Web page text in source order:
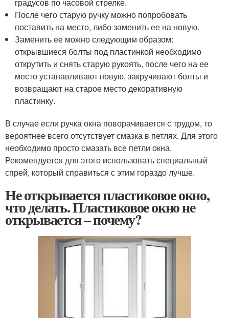
градусов по часовой стрелке.
После чего старую ручку можно попробовать
поставить на место, либо заменить ее на новую.
Заменить ее можно следующим образом:
открывшиеся болты под пластинкой необходимо
открутить и снять старую рукоять, после чего на ее
место устанавливают новую, закручивают болты и
возвращают на старое место декоративную
пластинку.
В случае если ручка окна поворачивается с трудом, то
вероятнее всего отсутствует смазка в петлях. Для этого
необходимо просто смазать все петли окна.
Рекомендуется для этого использовать специальный
спрей, который справиться с этим гораздо лучше.
Не открывается пластиковое окно,
что делать. Пластиковое окно не
открывается – почему?